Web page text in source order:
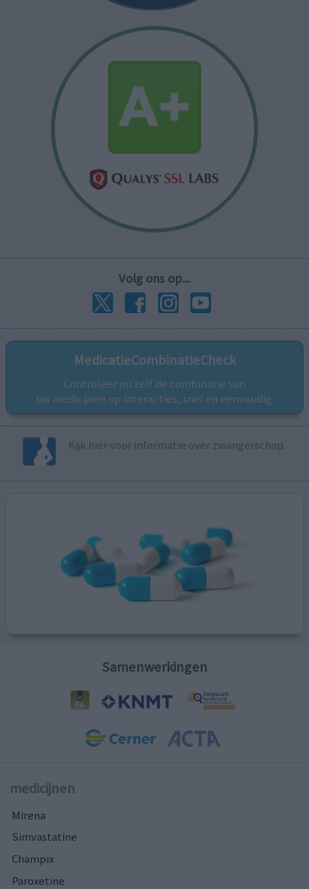
Volg ons op...
MedicatieCombinatieCheck
Controleer nu zelf de combinatie van
uw medicijnen op interacties, snel en eenvoudig.
Kijk hier voor informatie over zwangerschap.
Samenwerkingen
medicijnen
Mirena
Simvastatine
Champix
Paroxetine